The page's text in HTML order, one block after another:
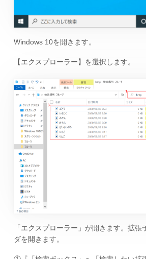
Windows 10を開きます。
【エクスプローラー】を選択します。
「エクスプローラー」が開きます。拡
ダを開きます。